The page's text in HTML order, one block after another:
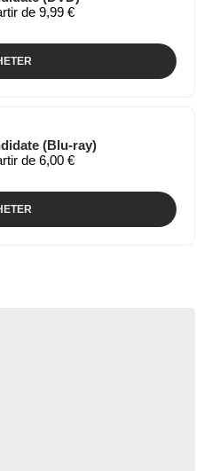
de 9,99 €
(Blu-ray)
de 6,00 €